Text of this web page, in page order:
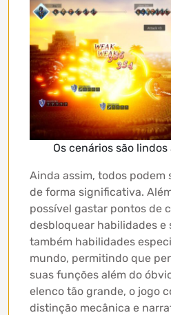
Os cenários são
Ainda assim, todos podem
de forma significativa.
possível gastar pontos de
desbloquear habilidades e
também habilidades
mundo, permitindo que
suas funções além do
elenco tão grande, o jogo
distinção mecânica e